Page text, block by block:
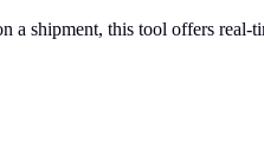
a shipment, this tool offers